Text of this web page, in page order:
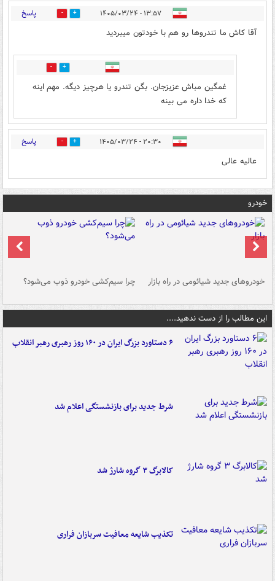
۱۳:۵۷ - ۱۴۰۵/۰۳/۲۴ 2 پاسخ
آقا کاش ما تندروها رو هم با خودتون میبردید
0
غمگین مباش عزیزجان. بگن تندرو یا هرچیز دیگه. مهم اینه
که خدا داره می بینه
۲۰:۳۰ - ۱۴۰۵/۰۳/۲۴ 0 پاسخ
عالیه عالی
خودرو
خودروهای جدید شیائومی در راه بازار چرا سیم‌کشی خودرو ذوب می‌شود؟
این مطالب را از دست ندهید....
۶ دستاورد بزرگ ایران در ۱۶۰ روز رهبری رهبر انقلاب
شرط جدید برای بازنشستگی اعلام شد
کالابرگ ۳ گروه شارژ شد
تکذیب شایعه معافیت سربازان فراری